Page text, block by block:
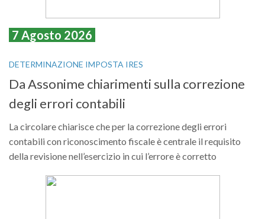
7 Agosto 2026
DETERMINAZIONE IMPOSTA IRES
Da Assonime chiarimenti sulla correzione
degli errori contabili
La circolare chiarisce che per la correzione degli errori
contabili con riconoscimento fiscale è centrale il requisito
della revisione nell’esercizio in cui l’errore è corretto